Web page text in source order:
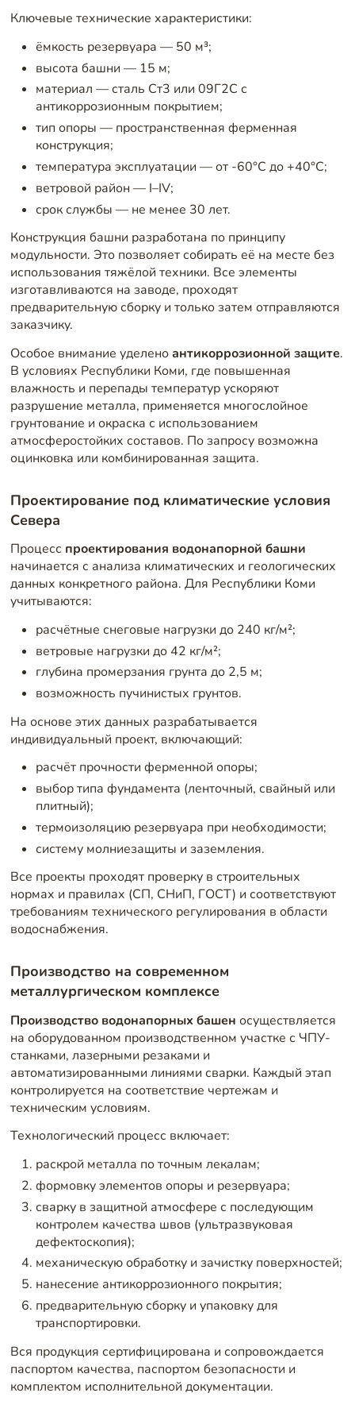
Ключевые технические характеристики:
ёмкость резервуара — 50 м³;
высота башни — 15 м;
материал — сталь Ст3 или 09Г2С с
антикоррозионным покрытием;
тип опоры — пространственная ферменная
конструкция;
температура эксплуатации — от -60°C до +40°C;
ветровой район — I–IV;
срок службы — не менее 30 лет.
Конструкция башни разработана по принципу
модульности. Это позволяет собирать её на месте без
использования тяжёлой техники. Все элементы
изготавливаются на заводе, проходят
предварительную сборку и только затем отправляются
заказчику.
Особое внимание уделеноантикоррозионной защите.
В условиях Республики Коми, где повышенная
влажность и перепады температур ускоряют
разрушение металла, применяется многослойное
грунтование и окраска с использованием
атмосферостойких составов. По запросу возможна
оцинковка или комбинированная защита.
Проектирование под климатические условия
Севера
Процесс проектирования водонапорной башни
начинается с анализа климатических и геологических
данных конкретного района. Для Республики Коми
учитываются:
расчётные снеговые нагрузки до 240 кг/м²;
ветровые нагрузки до 42 кг/м²;
глубина промерзания грунта до 2,5 м;
возможность пучинистых грунтов.
На основе этих данных разрабатывается
индивидуальный проект, включающий:
расчёт прочности ферменной опоры;
выбор типа фундамента (ленточный, свайный или
плитный);
термоизоляцию резервуара при необходимости;
систему молниезащиты и заземления.
Все проекты проходят проверку в строительных
нормах и правилах (СП, СНиП, ГОСТ) и соответствуют
требованиям технического регулирования в области
водоснабжения.
Производство на современном
металлургическом комплексе
Производство водонапорных башен осуществляется
на оборудованном производственном участке с ЧПУ-
станками, лазерными резаками и
автоматизированными линиями сварки. Каждый этап
контролируется на соответствие чертежам и
техническим условиям.
Технологический процесс включает:
раскрой металла по точным лекалам;
формовку элементов опоры и резервуара;
сварку в защитной атмосфере с последующим
контролем качества швов (ультразвуковая
дефектоскопия);
механическую обработку и зачистку поверхностей;
нанесение антикоррозионного покрытия;
предварительную сборку и упаковку для
транспортировки.
Вся продукция сертифицирована и сопровождается
паспортом качества, паспортом безопасности и
комплектом исполнительной документации.